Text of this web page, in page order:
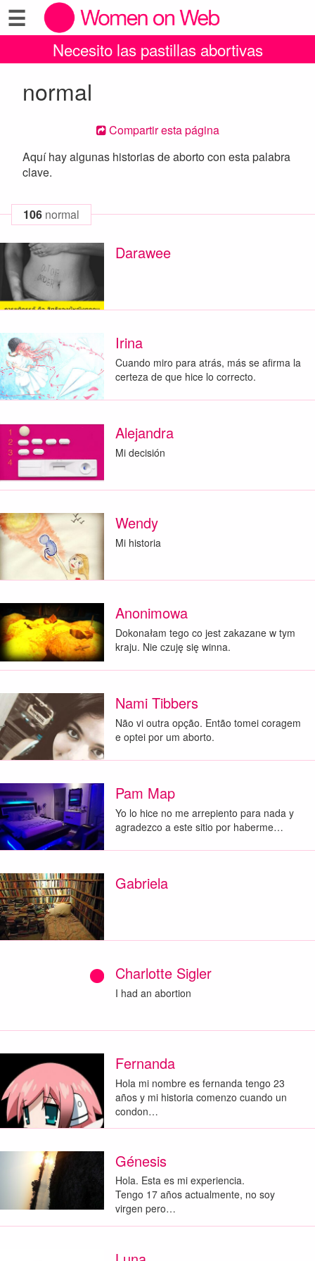
☰
Necesito las pastillas abortivas
normal
Compartir esta página
Aquí hay algunas historias de aborto con esta palabra
clave.
106 normal
Darawee
Irina
Cuando miro para atrás, más se afirma la
certeza de que hice lo correcto.
Alejandra
Mi decisión
Wendy
Mi historia
Anonimowa
Dokonałam tego co jest zakazane w tym
kraju. Nie czuję się winna.
Nami Tibbers
Não vi outra opção. Então tomei coragem
e optei por um aborto.
Pam Map
Yo lo hice no me arrepiento para nada y
agradezco a este sitio por haberme…
Gabriela
Charlotte Sigler
I had an abortion
Fernanda
Hola mi nombre es fernanda tengo 23
años y mi historia comenzo cuando un
condon…
Génesis
Hola. Esta es mi experiencia.
Tengo 17 años actualmente, no soy
virgen pero…